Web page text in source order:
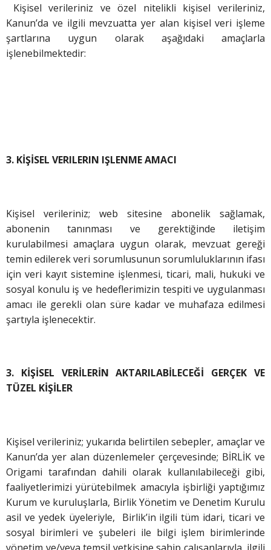
Kişisel verileriniz ve özel nitelikli kişisel verileriniz,
Kanun’da ve ilgili mevzuatta yer alan kişisel veri işleme
şartlarına uygun olarak aşağıdaki amaçlarla
işlenebilmektedir:
3. KİŞİSEL VERILERIN IŞLENME AMACI
Kişisel verileriniz; web sitesine abonelik sağlamak,
abonenin tanınması ve gerektiğinde iletişim
kurulabilmesi amaçlara uygun olarak, mevzuat gereği
temin edilerek veri sorumlusunun sorumluluklarının ifası
için veri kayıt sistemine işlenmesi, ticari, mali, hukuki ve
sosyal konulu iş ve hedeflerimizin tespiti ve uygulanması
amacı ile gerekli olan süre kadar ve muhafaza edilmesi
şartıyla işlenecektir.
3. KİŞİSEL VERİLERİN AKTARILABİLECEĞİ GERÇEK VE
TÜZEL KİŞİLER
Kişisel verileriniz; yukarıda belirtilen sebepler, amaçlar ve
Kanun’da yer alan düzenlemeler çerçevesinde; BİRLİK ve
Origami tarafından dahili olarak kullanılabileceği gibi,
faaliyetlerimizi yürütebilmek amacıyla işbirliği yaptığımız
Kurum ve kuruluşlarla, Birlik Yönetim ve Denetim Kurulu
asil ve yedek üyeleriyle, Birlik’in ilgili tüm idari, ticari ve
sosyal birimleri ve şubeleri ile bilgi işlem birimlerinde
yönetim ve/veya temsil yetkisine sahip çalışanlarıyla, ilgili